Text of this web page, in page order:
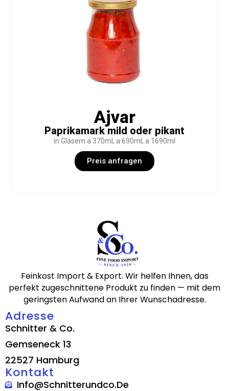
Ajvar
Paprikamark mild oder pikant
in Gläsern a 370ml, a 690ml, a 1690ml
Preis anfragen
Feinkost Import & Export. Wir helfen Ihnen, das
perfekt zugeschnittene Produkt zu finden — mit dem
geringsten Aufwand an Ihrer Wunschadresse.
Adresse
Schnitter & Co.
Gemseneck 13
22527 Hamburg
Kontakt
Info@schnitterundco.de